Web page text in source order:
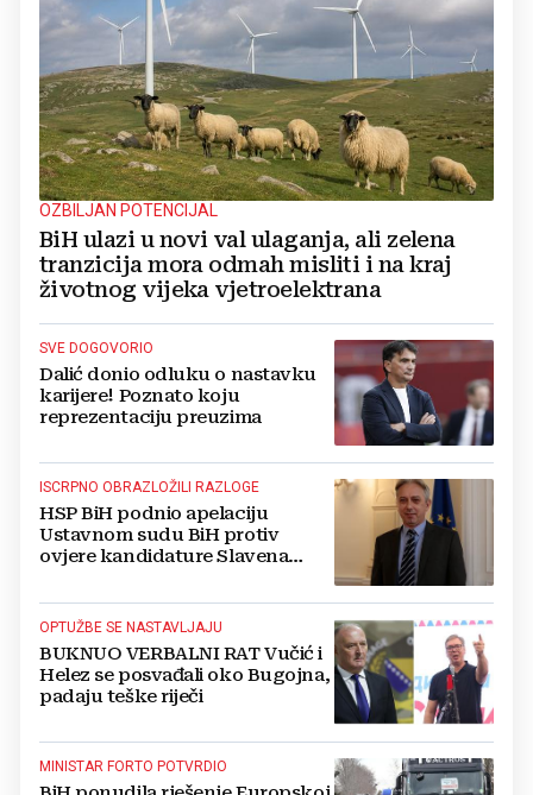
OZBILJAN POTENCIJAL
BiH ulazi u novi val ulaganja, ali zelena
tranzicija mora odmah misliti i na kraj
životnog vijeka vjetroelektrana
SVE DOGOVORIO
Dalić donio odluku o nastavku
karijere! Poznato koju
reprezentaciju preuzima
ISCRPNO OBRAZLOŽILI RAZLOGE
HSP BiH podnio apelaciju
Ustavnom sudu BiH protiv
ovjere kandidature Slavena
OPTUŽBE SE NASTAVLJAJU
BUKNUO VERBALNI RAT Vučić i
Helez se posvađali oko Bugojna,
padaju teške riječi
MINISTAR FORTO POTVRDIO